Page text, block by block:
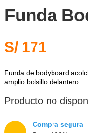
Funda
S/ 171
Fundade bodyboard
amplio bolsillo delantero
Producto no
Compra segura